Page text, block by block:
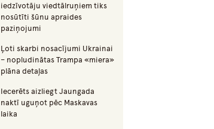
iedzīvotāju viedtālruņiem tiks
nosūtīti šūnu apraides
paziņojumi
Ļoti skarbi nosacījumi Ukrainai
– nopludinātas Trampa «miera»
plāna detaļas
Iecerēts aizliegt Jaungada
naktī uguņot pēc Maskavas
laika